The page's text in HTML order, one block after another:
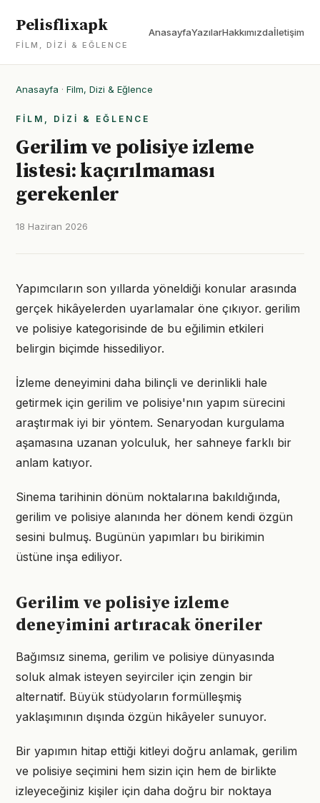
Pelisflixapk
FILM, DIZI & EĞLENCE
AnasayfaYazılarHakkımızdaİletişim
Anasayfa · Film, Dizi & Eğlence
FILM, DIZI & EĞLENCE
Gerilim ve polisiye izleme
listesi: kaçırılmaması
gerekenler
18 Haziran 2026
Yapımcıların son yıllarda yöneldiği konular arasında
gerçek hikâyelerden uyarlamalar öne çıkıyor. gerilim
ve polisiye kategorisinde de bu eğilimin etkileri
belirgin biçimde hissediliyor.
İzleme deneyimini daha bilinçli ve derinlikli hale
getirmek için gerilim ve polisiye'nın yapım sürecini
araştırmak iyi bir yöntem. Senaryodan kurgulama
aşamasına uzanan yolculuk, her sahneye farklı bir
anlam katıyor.
Sinema tarihinin dönüm noktalarına bakıldığında,
gerilim ve polisiye alanında her dönem kendi özgün
sesini bulmuş. Bugünün yapımları bu birikimin
üstüne inşa ediliyor.
Gerilim ve polisiye izleme
deneyimini artıracak öneriler
Bağımsız sinema, gerilim ve polisiye dünyasında
soluk almak isteyen seyirciler için zengin bir
alternatif. Büyük stüdyoların formülleşmiş
yaklaşımının dışında özgün hikâyeler sunuyor.
Bir yapımın hitap ettiği kitleyi doğru anlamak, gerilim
ve polisiye seçimini hem sizin için hem de birlikte
izleyeceğiniz kişiler için daha doğru bir noktaya